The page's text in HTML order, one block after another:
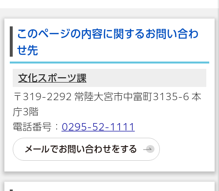
このページの内容に関するお問い合わ
せ先
文化スポーツ課
〒319-2292 常陸大宮市中富町3135-6 本
庁3階
電話番号： 0295-52-1111
メールでお問い合わせをする